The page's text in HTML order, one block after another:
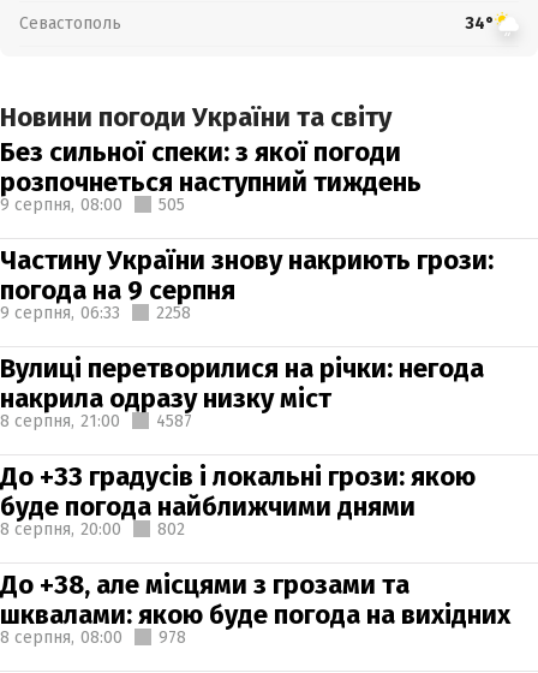
Севастополь 34°
Новини погоди України та світу
Без сильної спеки: з якої погоди
розпочнеться наступний тиждень
9 серпня, 08:00 505
Частину України знову накриють грози:
погода на 9 серпня
9 серпня, 06:33 2258
Вулиці перетворилися на річки: негода
накрила одразу низку міст
8 серпня, 21:00 4587
До +33 градусів і локальні грози: якою
буде погода найближчими днями
8 серпня, 20:00 802
До +38, але місцями з грозами та
шквалами: якою буде погода на вихідних
8 серпня, 08:00 978